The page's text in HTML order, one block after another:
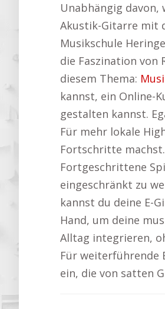
Unabhängig
Akustik-Gitarre mit
Musikschule
die Faszination von
diesem Thema:
kannst, ein Online-
gestalten kannst.
Für mehr lokale
Fortschritte
Fortgeschrittene
eingeschränkt zu
kannst du deine E-
Hand, um deine
Alltag integrieren,
Für weiterführende
ein, die von satten